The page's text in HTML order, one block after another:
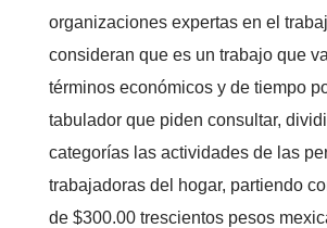
organizaciones expertas en el
consideran que es un trabajo que
términos económicos y de tiempo
tabulador que piden consultar,
categorías las actividades de las
trabajadoras del hogar, partiendo
de $300.00 trescientos pesos